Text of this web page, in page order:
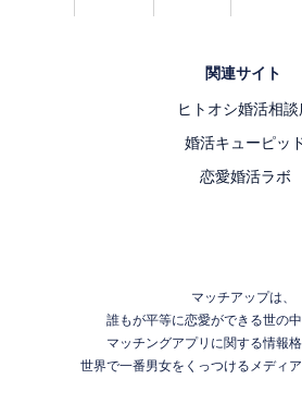
関連サイト
ヒトオシ婚活相談
婚活キューピッ
恋愛婚活ラボ
マッチアップは、
誰もが平等に恋愛ができる世の中
マッチングアプリに関する情報格
世界で一番男女をくっつけるメディ